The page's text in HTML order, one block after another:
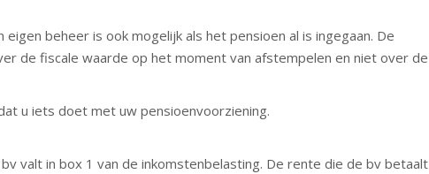
beheer is ook mogelijk als het pensioen al is ingegaan. De
de fiscale waarde op het moment van afstempelen en niet over de
u iets doet met uw pensioenvoorziening.
valt in box 1 van de inkomstenbelasting. De rente die de bv betaalt